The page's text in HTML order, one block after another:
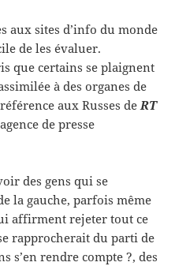
aux sites d’info du monde
de les évaluer.
que certains se plaignent
à des organes de
aux Russes de RT
de presse
des gens qui se
la gauche, parfois même
affirment rejeter tout ce
rapprocherait du parti de
s’en rendre compte ?, des